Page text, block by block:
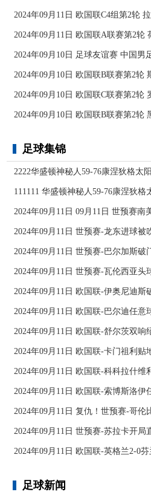
2024年09月11日 欧国联A联赛第2轮
2024年09月10日 欧国联C联赛第2轮
2024年09月10日 欧国联B联赛第2轮
足球集锦
2222华盛顿神秘人59-76康涅狄格太
111111 华盛顿神秘人59-76康涅狄格
2024年09月11日 世预赛-巴尔加斯破
2024年09月11日 世预赛-瓦伦西亚头
2024年09月11日 欧国联-卡门祖利贴
足球新闻